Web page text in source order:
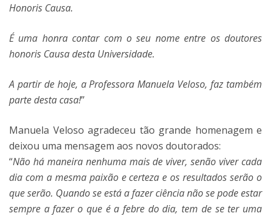
Honoris Causa.
É uma honra contar com o seu nome entre os doutores
honoris Causa desta Universidade.
A partir de hoje, a Professora Manuela Veloso, faz também
parte desta casa!”
Manuela Veloso agradeceu tão grande homenagem e
deixou uma mensagem aos novos doutorados:
“Não há maneira nenhuma mais de viver, senão viver cada
dia com a mesma paixão e certeza e os resultados serão o
que serão. Quando se está a fazer ciência não se pode estar
sempre a fazer o que é a febre do dia, tem de se ter uma